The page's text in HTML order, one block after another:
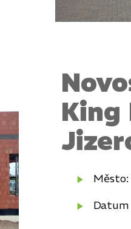
King
Datum